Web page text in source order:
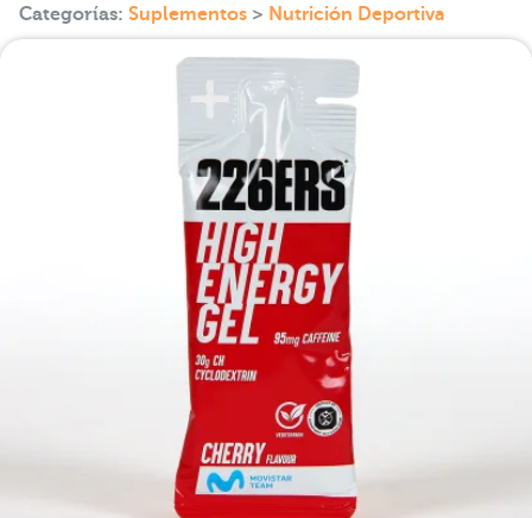
Categorías: Suplementos > Nutrición Deportiva